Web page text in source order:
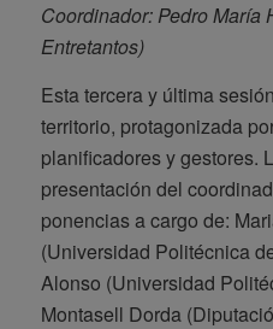
Coordinador: Pedro María
Entretantos)
Esta tercera y última
territorio, protagonizada
planificadores y gestores.
presentación del
ponencias a cargo de:
(Universidad Politécnica
Alonso (Universidad
Montasell Dorda